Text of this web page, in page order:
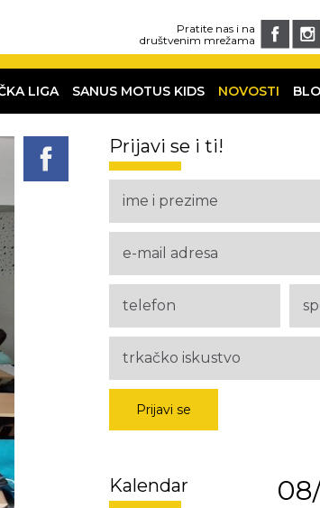
Pratite nas i na
društvenim mrežama
LIGA SANUS MOTUS KIDS NOVOSTI
Prijavi se i ti!
Prijavi se
Kalendar